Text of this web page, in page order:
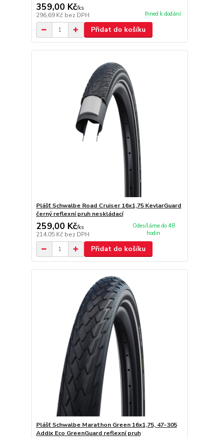
359,00 Kč/ks
296,69 Kč bez DPH Ihned k dodání
Přidat do košíku
Plášť Schwalbe Road Cruiser 16x1,75 KevlarGuard
černý reflexní pruh neskládací
259,00 Kč/ks
214,05 Kč bez DPH
Odesíláme do 48
hodin
Přidat do košíku
Plášť Schwalbe Marathon Green 16x1,75, 47-305
Addix Eco GreenGuard reflexní pruh